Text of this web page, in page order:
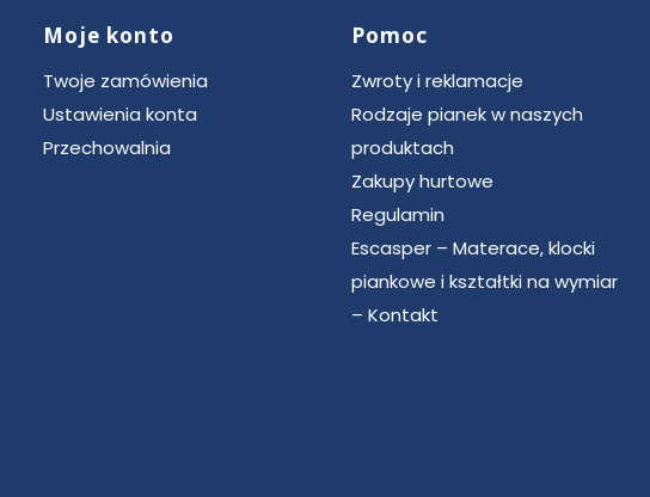
Moje konto
Twoje zamówienia
Ustawienia konta
Przechowalnia
Pomoc
Zwroty i reklamacje
Rodzaje pianek w naszych
produktach
Zakupy hurtowe
Regulamin
Escasper – Materace, klocki
piankowe i kształtki na wymiar
– Kontakt